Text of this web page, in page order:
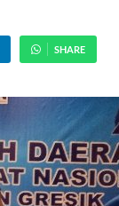
SHARE